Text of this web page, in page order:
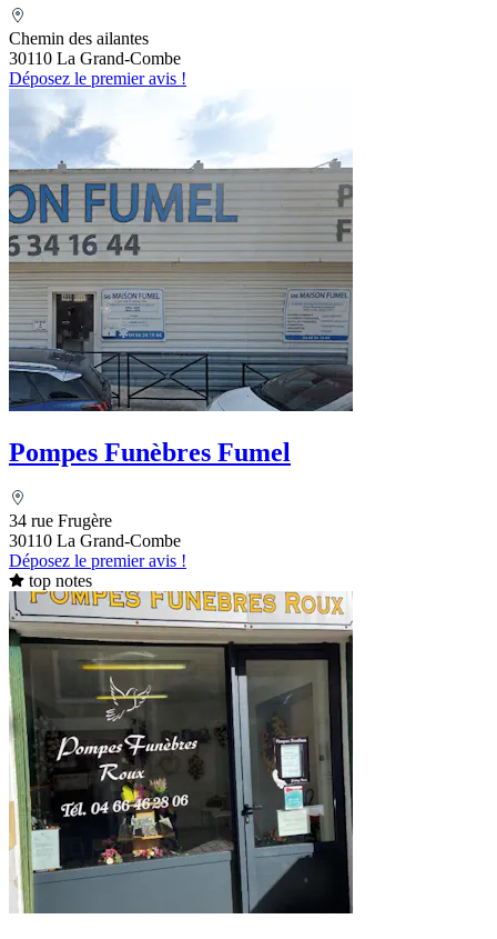
Chemin des ailantes
30110 La Grand-Combe
Déposez le premier avis !
Pompes Funèbres Fumel
34 rue Frugère
30110 La Grand-Combe
Déposez le premier avis !
top notes